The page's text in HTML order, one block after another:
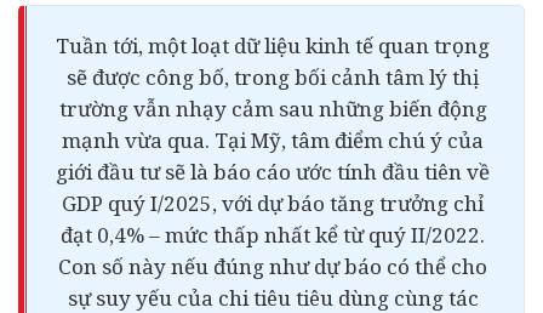
Tuần tới, một loạt dữ liệu kinh tế quan trọng
sẽ được công bố, trong bối cảnh tâm lý thị
trường vẫn nhạy cảm sau những biến động
mạnh vừa qua. Tại Mỹ, tâm điểm chú ý của
giới đầu tư sẽ là báo cáo ước tính đầu tiên về
GDP quý I/2025, với dự báo tăng trưởng chỉ
đạt 0,4% – mức thấp nhất kể từ quý II/2022.
Con số này nếu đúng như dự báo có thể cho
sự suy yếu của chi tiêutiêu dùngcùng tác